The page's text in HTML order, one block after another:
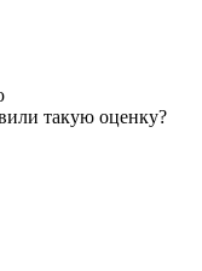
такую оценку?